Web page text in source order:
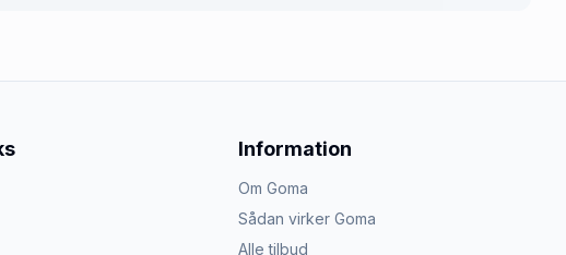
Information
Om Goma
Sådan virker Goma
Alle tilbud